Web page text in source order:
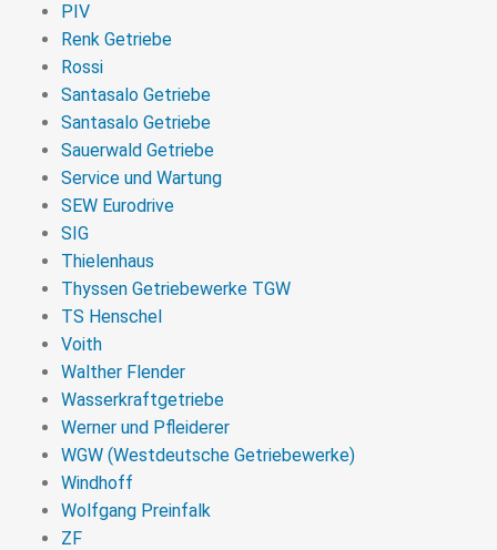
PIV
Renk Getriebe
Rossi
Santasalo Getriebe
Santasalo Getriebe
Sauerwald Getriebe
Service und Wartung
SEW Eurodrive
SIG
Thielenhaus
Thyssen Getriebewerke TGW
TS Henschel
Voith
Walther Flender
Wasserkraftgetriebe
Werner und Pfleiderer
WGW (Westdeutsche Getriebewerke)
Windhoff
Wolfgang Preinfalk
ZF